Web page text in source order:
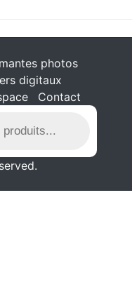
photos
digitaux
Contact